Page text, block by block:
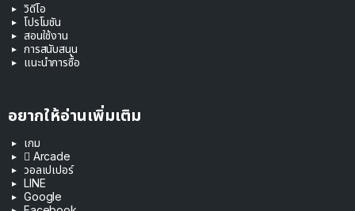
วิดีโอ
โปรโมชัน
สอนใช้งาน
การสนับสนุน
แนะนำการซื้อ
อยากให้อ่านเพิ่มเติม
เกม
 Arcade
วอลเปเปอร์
LINE
Google